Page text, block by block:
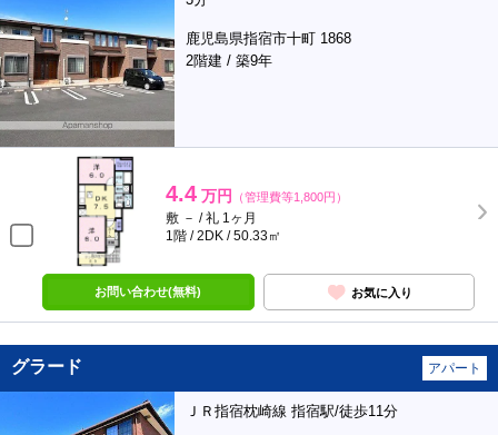
鹿児島県指宿市十町 1868
2階建 / 築9年
4.4 万円 （管理費等1,800円）
敷 － / 礼 1ヶ月
1階 / 2DK / 50.33㎡
お問い合わせ(無料) お気に入り
グラード アパート
ＪＲ指宿枕崎線 指宿駅/徒歩11分